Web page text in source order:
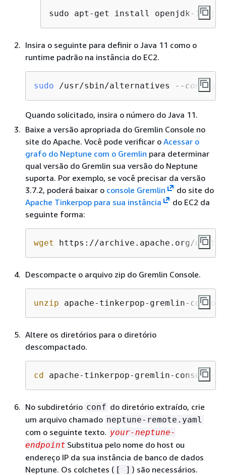
sudo apt-get install openjdk-11-jdk
Insira o seguinte para definir o Java 11 como o
runtime padrão na instância do EC2.
sudo /usr/sbin/alternatives --config
Quando solicitado, insira o número do Java 11.
Baixe a versão apropriada do Gremlin Console no
site do Apache. Você pode verificar o Acessar o
grafo do Neptune com o Gremlin para determinar
qual versão do Gremlin sua versão do Neptune
suporta. Por exemplo, se você precisar da versão
3.7.2, poderá baixar o console Gremlin
do site do
Apache Tinkerpop para sua instância
do EC2 da
seguinte forma:
wget https://archive.apache.org/dist/
Descompacte o arquivo zip do Gremlin Console.
unzip apache-tinkerpop-gremlin-
Altere os diretórios para o diretório
descompactado.
cd apache-tinkerpop-gremlin-console-
No subdiretório conf do diretório extraído, crie
um arquivo chamado neptune-remote.yaml
com o seguinte texto. your-neptune-
endpoint Substitua pelo nome do host ou
endereço IP da sua instância de banco de dados
Neptune. Os colchetes ( [ ] ) são necessários.